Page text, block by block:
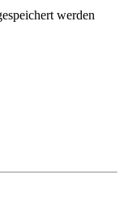
werden